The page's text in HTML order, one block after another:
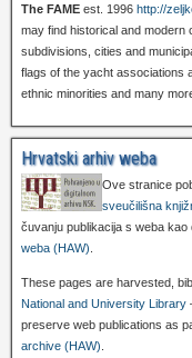
The FAME est. 1996 http://
may find historical and modern
subdivisions, cities and
flags of the yacht associations
ethnic minorities and many
Hrvatski arhiv weba
Ove stranice
sveučilišna
čuvanju publikacija s weba
weba (HAW)
These pages are harvested,
National and University Library
preserve web publications as
archive (HAW)